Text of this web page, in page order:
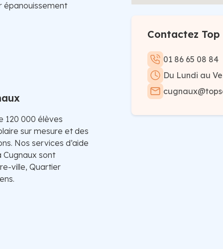
épanouissement
120 000 élèves
sur mesure et des
Nos services d’aide
Cugnaux sont
ville, Quartier
Contactez
01 86 65 08 84
Du Lundi au